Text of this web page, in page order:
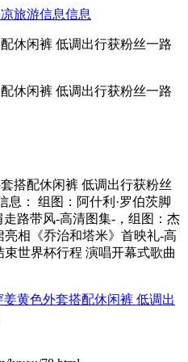
旅游信息信息
休闲裤 低调出行获粉丝一路
休闲裤 低调出行获粉丝一路
搭配休闲裤 低调出行获粉丝
息： 组图：阿什利·罗伯茨脚
路带风-高清图集-，组图：杰
相《乔治和塔米》首映礼-高
世界杯行程 演唱开幕式歌曲
黄色外套搭配休闲裤 低调出